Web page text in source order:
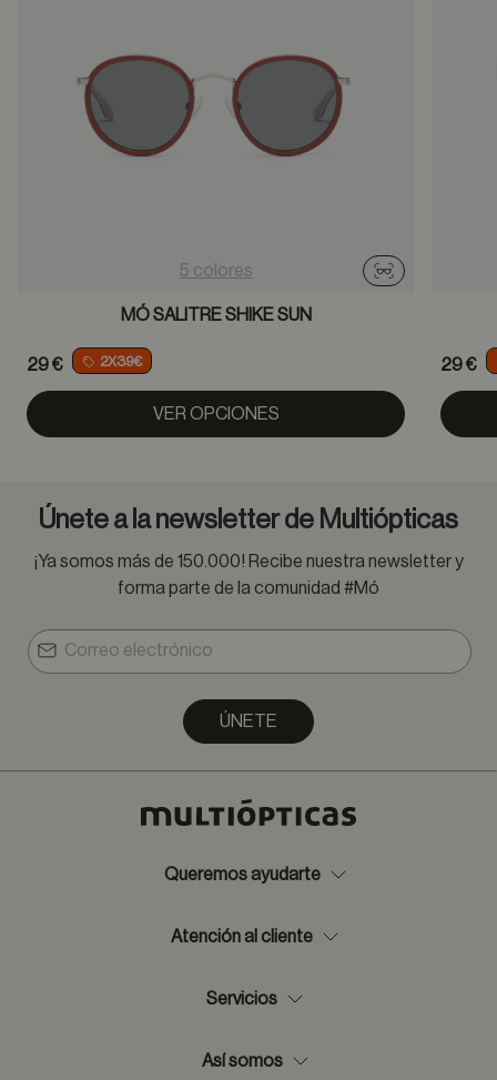
5 colores
Probador
MÓ SALITRE SHIKE SUN
29 € 2X39€
VER OPCIONES
29 €
Únete a la newsletter de Multiópticas
¡Ya somos más de 150.000! Recibe nuestra newsletter y
forma parte de la comunidad #Mó
ÚNETE
Queremos ayudarte
Atención al cliente
Servicios
Así somos